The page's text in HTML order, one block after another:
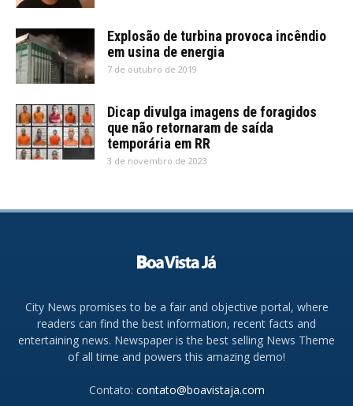
Explosão de turbina provoca incêndio
em usina de energia
7 de outubro de 2019
Dicap divulga imagens de foragidos
que não retornaram de saída
temporária em RR
3 de novembro de 2023
City News promises to be a fair and objective portal, where
readers can find the best information, recent facts and
entertaining news. Newspaper is the best selling News Theme
of all time and powers this amazing demo!
Contato: contato@boavistaja.com